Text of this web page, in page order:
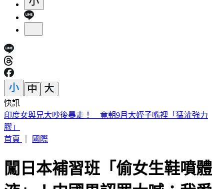
快訊
別只看台積電！ 外媒點名「2檔AI設備股」快上車
首頁
闖日本補習班「偷女生鞋噴體
液」！中國男認罪大喊：我愛